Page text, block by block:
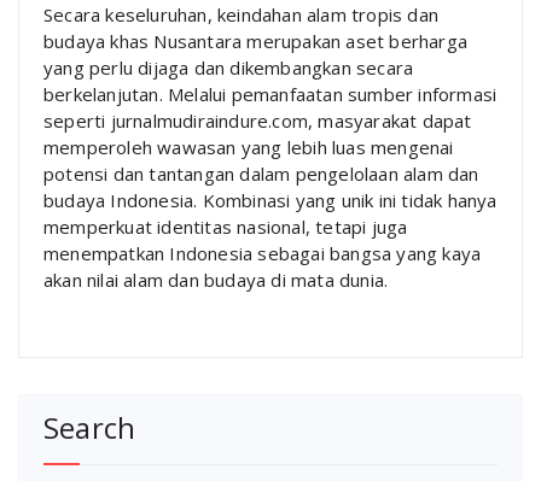
Secara keseluruhan, keindahan alam tropis dan
budaya khas Nusantara merupakan aset berharga
yang perlu dijaga dan dikembangkan secara
berkelanjutan. Melalui pemanfaatan sumber informasi
seperti jurnalmudiraindure.com, masyarakat dapat
memperoleh wawasan yang lebih luas mengenai
potensi dan tantangan dalam pengelolaan alam dan
budaya Indonesia. Kombinasi yang unik ini tidak hanya
memperkuat identitas nasional, tetapi juga
menempatkan Indonesia sebagai bangsa yang kaya
akan nilai alam dan budaya di mata dunia.
Search